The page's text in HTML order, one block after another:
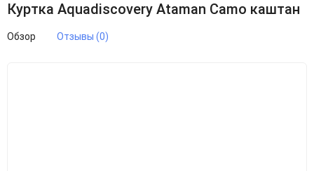
Куртка Aquadiscovery Ataman Camo каштан
Обзор Отзывы (0)